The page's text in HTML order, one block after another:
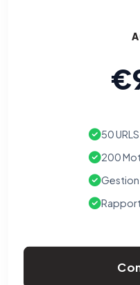
50
200